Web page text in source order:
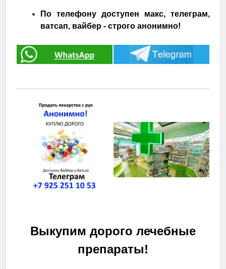
По телефону доступен макс, телеграм,
ватсап, вайбер - строго анонимно!
Выкупим дорого лечебные
препараты!